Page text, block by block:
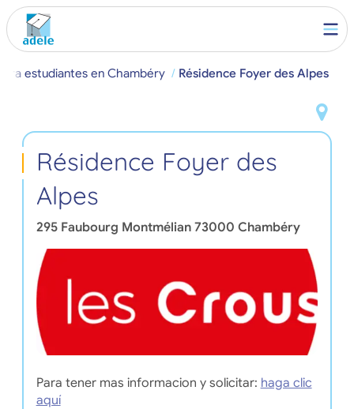
estudiantes en Chambéry Résidence Foyer des Alpes
Résidence Foyer des
Alpes
295 Faubourg Montmélian 73000 Chambéry
Para tener mas informacion y solicitar: haga clic
aquí